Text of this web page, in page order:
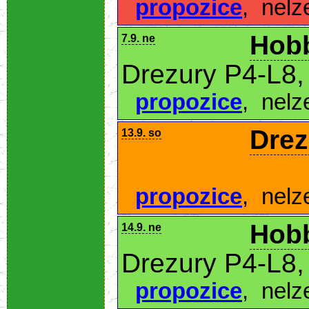
propozice,
7.9. ne
Drezury P4-
propozice,
13.9. so
propozice,
14.9. ne
Drezury P4-
propozice,